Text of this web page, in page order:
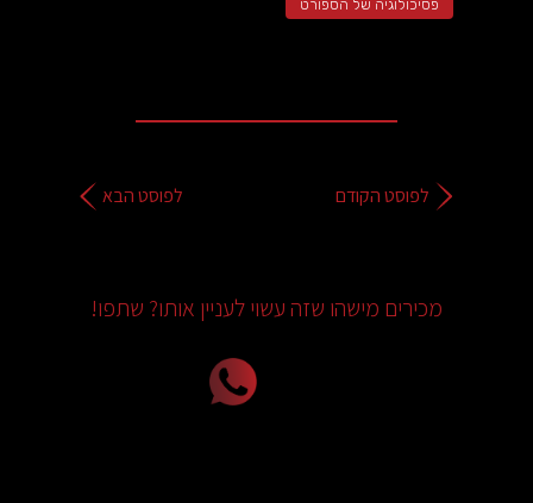
פסיכולוגיה של הספורט
לפוסט הקודם לפוסט הבא
מכירים מישהו שזה עשוי לעניין אותו? שתפו!